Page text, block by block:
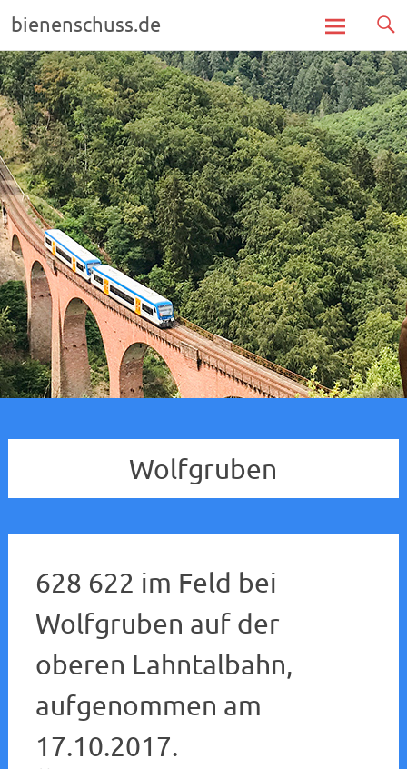
bienenschuss.de
Zum
Inhalt
springen
Wolfgruben
628 622 im Feld bei
Wolfgruben auf der
oberen Lahntalbahn,
aufgenommen am
17.10.2017.